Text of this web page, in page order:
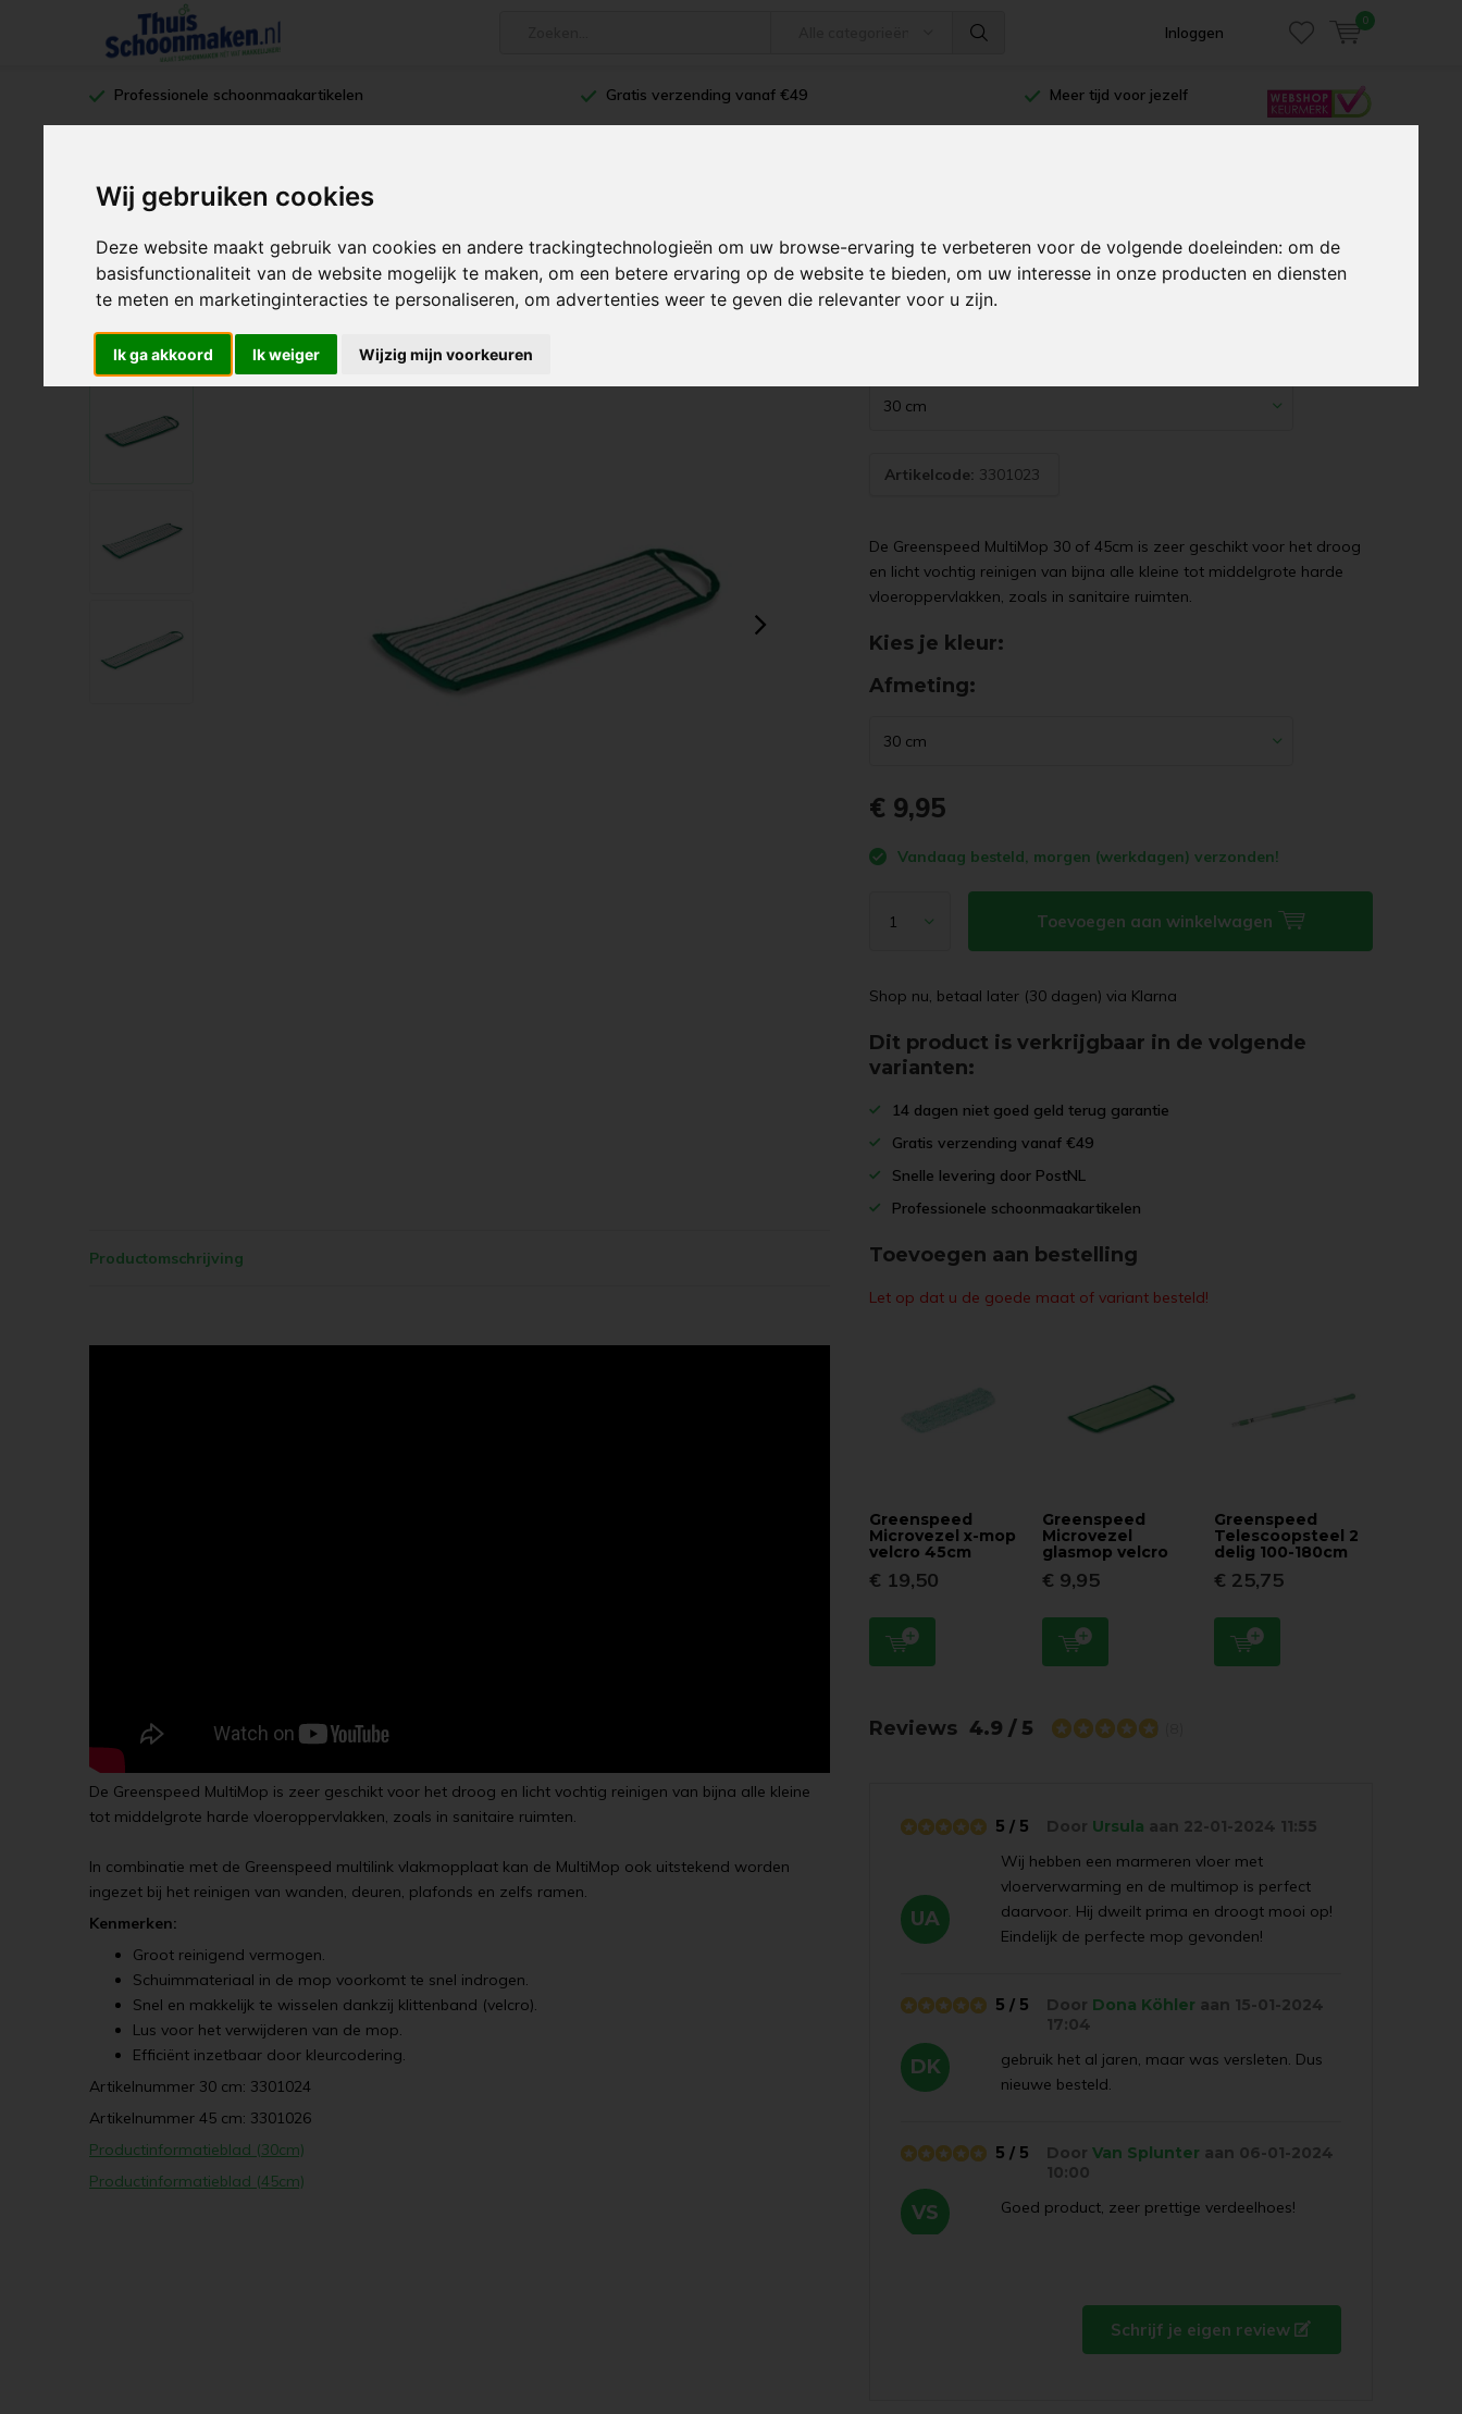
Wij gebruiken cookies
Deze website maakt gebruik van cookies en andere trackingtechnologieën om uw browse-ervaring te verbeteren voor de volgende doeleinden:om de
basisfunctionaliteit van de website mogelijk te maken,om een betere ervaring op de website te bieden,om uw interesse in onze producten en diensten
te meten en marketinginteracties te personaliseren,om advertenties weer te geven die relevanter voor u zijn.
Ik ga akkoord Ik weiger Wijzig mijn voorkeuren
Inloggen
0
Professionele schoonmaakartikelen Gratis verzending vanaf €49 Meer tijd voor jezelf
Home Microvezel multimop velcro
Merk:Greenspeed Reviews: (8) Je beoordeling toevoegen
Artikelcode: 3301023
De Greenspeed MultiMop 30 of 45cm is zeer geschikt voor het droog
en licht vochtig reinigen van bijna alle kleine tot middelgrote harde
vloeroppervlakken, zoals in sanitaire ruimten.
Kies je kleur:
Afmeting:
€ 9,95
Vandaag besteld, morgen (werkdagen) verzonden!
Toevoegen aan winkelwagen
Shop nu, betaal later (30 dagen) via Klarna
Dit product is verkrijgbaar in de volgende
varianten:
14 dagen niet goed geld terug garantie
Gratis verzending vanaf €49
Snelle levering door PostNL
Professionele schoonmaakartikelen
Productomschrijving
De Greenspeed MultiMop is zeer geschikt voor het droog en licht vochtig reinigen van bijna alle kleine
tot middelgrote harde vloeroppervlakken, zoals in sanitaire ruimten.
In combinatie met de Greenspeed multilink vlakmopplaat kan de MultiMop ook uitstekend worden
ingezet bij het reinigen van wanden, deuren, plafonds en zelfs ramen.
Kenmerken:
Groot reinigend vermogen.
Schuimmateriaal in de mop voorkomt te snel indrogen.
Snel en makkelijk te wisselen dankzij klittenband (velcro).
Lus voor het verwijderen van de mop.
Efficiënt inzetbaar door kleurcodering.
Artikelnummer 30 cm: 3301024
Artikelnummer 45 cm: 3301026
Productinformatieblad (30cm)
Productinformatieblad (45cm)
Toevoegen aan bestelling
Let op dat u de goede maat of variant besteld!
Greenspeed
Microvezel x-mop
velcro 45cm
€ 19,50
Greenspeed
Microvezel
glasmop velcro
€ 9,95
Greenspeed
Telescoopsteel 2
delig 100-180cm
€ 25,75
Reviews 4.9 / 5
UA
Door Ursula aan 22-01-2024 11:55
5 / 5
Wij hebben een marmeren vloer met
vloerverwarming en de multimop is perfect
daarvoor. Hij dweilt prima en droogt mooi op!
Eindelijk de perfecte mop gevonden!
DK
Door Dona Köhler aan 15-01-2024
17:04
5 / 5
gebruik het al jaren, maar was versleten. Dus
nieuwe besteld.
VS
DoorVan Splunter aan 06-01-2024
10:00
5 / 5
Goed product, zeer prettige verdeelhoes!
Makkelijk voor vlekken op de vloer
Schrijf je eigen review